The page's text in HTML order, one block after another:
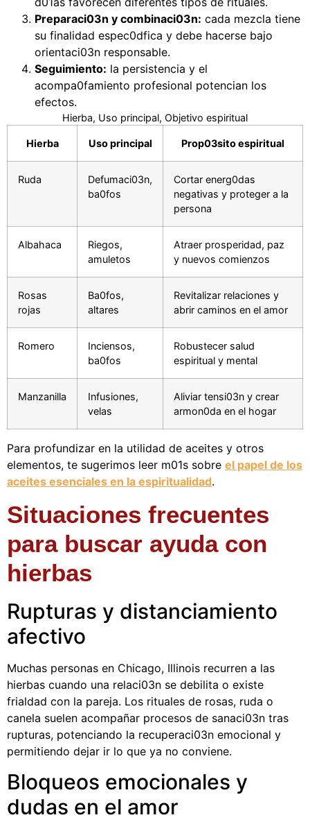
Preparaci03n y combinaci03n: cada mezcla tiene
su finalidad espec0dfica y debe hacerse bajo
orientaci03n responsable.
Seguimiento: la persistencia y el
acompa0famiento profesional potencian los
efectos.
Hierba, Uso principal, Objetivo espiritual
Hierba Uso principal Prop03sito espiritual
Ruda
Defumaci03n,
ba0fos
Cortar energ0das
negativas y proteger a la
persona
Albahaca
Riegos,
amuletos
Atraer prosperidad, paz
y nuevos comienzos
Rosas
rojas
Ba0fos,
altares
Revitalizar relaciones y
abrir caminos en el amor
Romero
Inciensos,
ba0fos
Robustecer salud
espiritual y mental
Manzanilla
Infusiones,
velas
Aliviar tensi03n y crear
armon0da en el hogar
Para profundizar en la utilidad de aceites y otros
elementos, te sugerimos leer m01s sobre el papel de los
aceites esenciales en la espiritualidad.
Situaciones frecuentes
para buscar ayuda con
hierbas
Rupturas y distanciamiento
afectivo
Muchas personas en Chicago, Illinois recurren a las
hierbas cuando una relaci03n se debilita o existe
frialdad con la pareja. Los rituales de rosas, ruda o
canela suelen acompañar procesos de sanaci03n tras
rupturas, potenciando la recuperaci03n emocional y
permitiendo dejar ir lo que ya no conviene.
Bloqueos emocionales y
dudas en el amor